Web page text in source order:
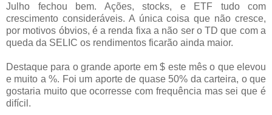
Julho fechou bem. Ações, stocks, e ETF tudo com
crescimento consideráveis. A única coisa que não cresce,
por motivos óbvios, é a renda fixa a não ser o TD que com a
queda da SELIC os rendimentos ficarão ainda maior.
Destaque para o grande aporte em $ este mês o que elevou
e muito a %. Foi um aporte de quase 50% da carteira, o que
gostaria muito que ocorresse com frequência mas sei que é
difícil.